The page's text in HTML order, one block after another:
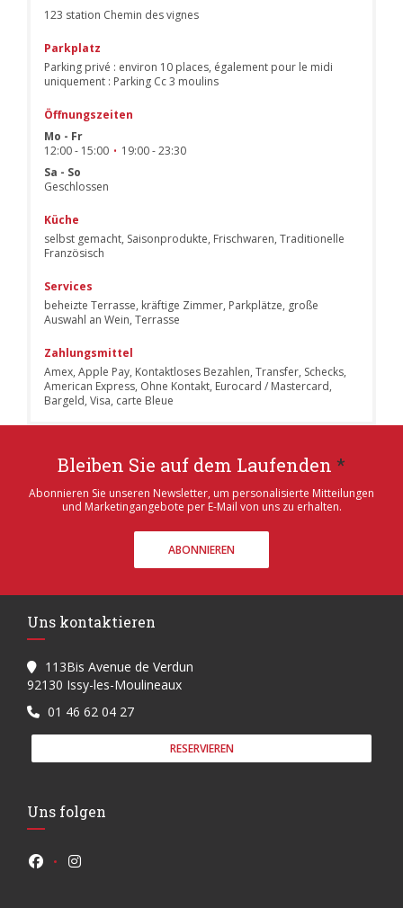
123 station Chemin des vignes
Parkplatz
Parking privé : environ 10 places, également pour le midi
uniquement : Parking Cc 3 moulins
Öffnungszeiten
Mo - Fr
12:00 - 15:00 • 19:00 - 23:30
Sa - So
Geschlossen
Küche
selbst gemacht, Saisonprodukte, Frischwaren, Traditionelle
Französisch
Services
beheizte Terrasse, kräftige Zimmer, Parkplätze, große
Auswahl an Wein, Terrasse
Zahlungsmittel
Amex, Apple Pay, Kontaktloses Bezahlen, Transfer, Schecks,
American Express, Ohne Kontakt, Eurocard / Mastercard,
Bargeld, Visa, carte Bleue
Bleiben Sie auf dem Laufenden *
Abonnieren Sie unseren Newsletter, um personalisierte Mitteilungen
und Marketingangebote per E-Mail von uns zu erhalten.
ABONNIEREN
Uns kontaktieren
113Bis Avenue de Verdun
92130 Issy-les-Moulineaux((öffnet ein neues Fenster))
01 46 62 04 27
RESERVIEREN
Uns folgen
Facebook ((öffnet ein neues Fenster))
Instagram ((öffnet ein neues Fenster))